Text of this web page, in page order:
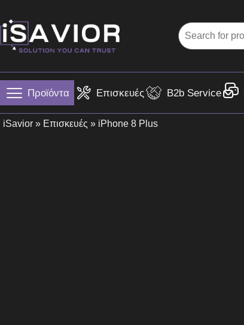
Προϊόντα Επισκευές B2b Service
iSavior » Επισκευές » iPhone 8 Plus